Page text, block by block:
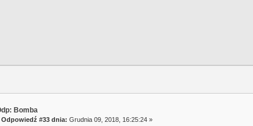
Bomba
Odpowiedź #33 dnia: Grudnia 09, 2018, 16:25:24 »